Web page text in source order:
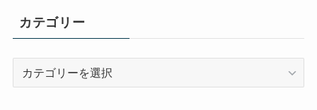
ブ
カテゴリー